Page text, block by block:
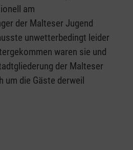
am
der Malteser Jugend
unwetterbedingt leider
waren sie und
der Malteser
um die Gäste derweil